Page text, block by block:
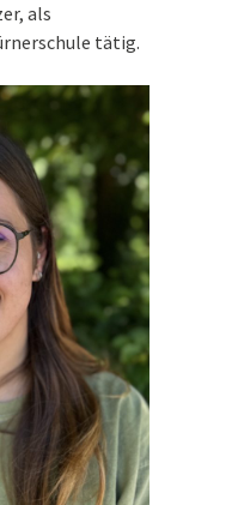
als
tätig.